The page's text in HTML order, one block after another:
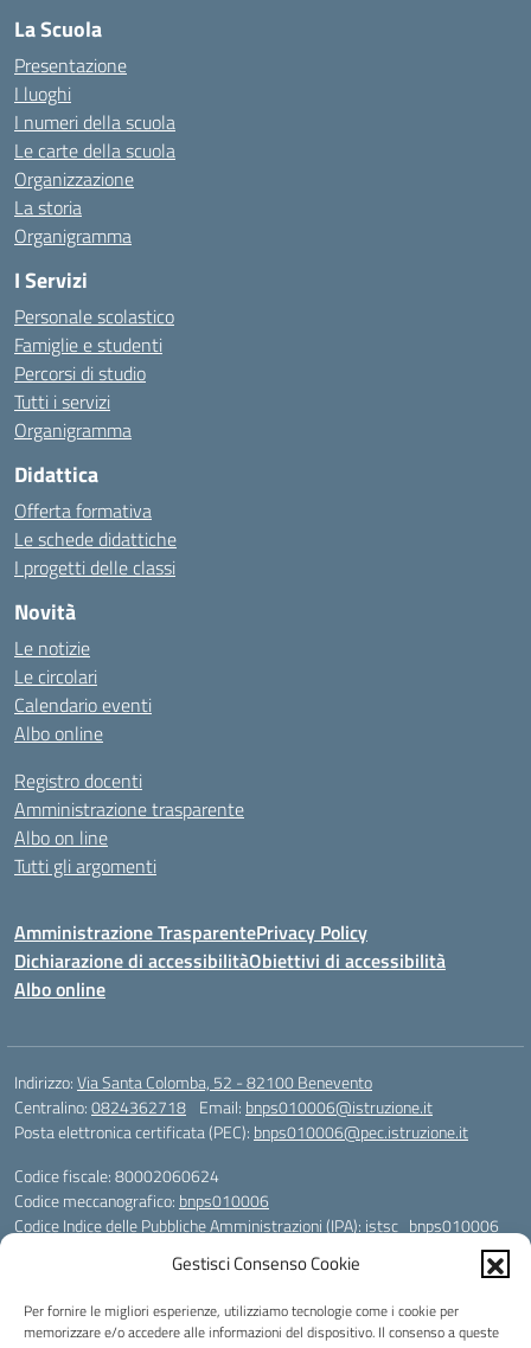
Gestisci Consenso Cookie
Per fornire le migliori esperienze, utilizziamo tecnologie come i cookie per
memorizzare e/o accedere alle informazioni del dispositivo. Il consenso a queste
La Scuola
Presentazione
I luoghi
I numeri della scuola
Le carte della scuola
Organizzazione
La storia
Organigramma
I Servizi
Personale scolastico
Famiglie e studenti
Percorsi di studio
Tutti i servizi
Organigramma
Didattica
Offerta formativa
Le schede didattiche
I progetti delle classi
Novità
Le notizie
Le circolari
Calendario eventi
Albo online
Registro docenti
Amministrazione trasparente
Albo on line
Tutti gli argomenti
Amministrazione TrasparentePrivacy Policy
Dichiarazione di accessibilitàObiettivi di accessibilità
Albo online
Indirizzo:Via Santa Colomba, 52 - 82100 Benevento
Centralino:0824362718 Email: bnps010006@istruzione.it
Posta elettronica certificata (PEC): bnps010006@pec.istruzione.it
Codice fiscale: 80002060624
Codice meccanografico: bnps010006
Codice Indice delle Pubbliche Amministrazioni (IPA): istsc_bnps010006
Codice Univoco per le fatture elettroniche: UFHWS5